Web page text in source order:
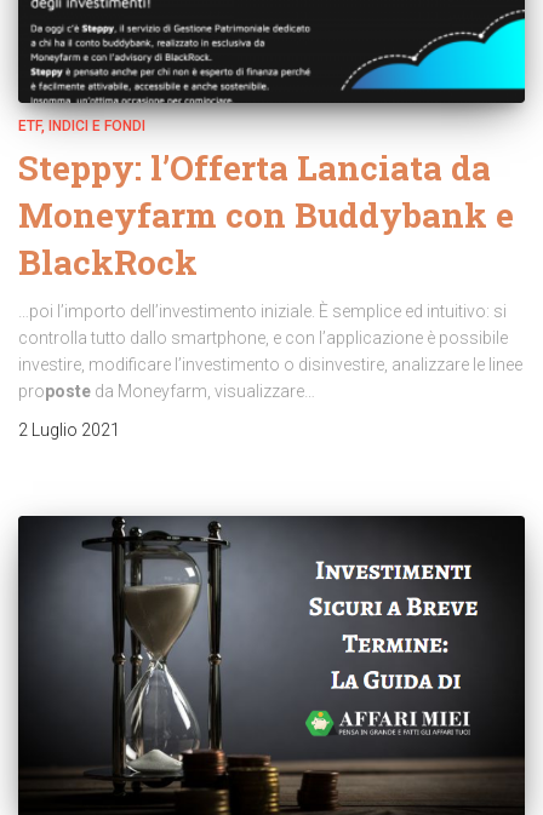
ETF, INDICI E FONDI
Steppy: l’Offerta Lanciata da
Moneyfarm con Buddybank e
BlackRock
…poi l’importo dell’investimento iniziale. È semplice ed intuitivo: si
controlla tutto dallo smartphone, e con l’applicazione è possibile
investire, modificare l’investimento o disinvestire, analizzare le linee
proposte da Moneyfarm, visualizzare…
2 Luglio 2021